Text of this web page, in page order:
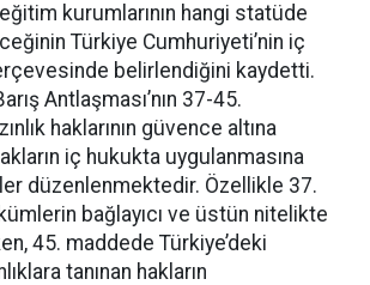
kurumlarının hangi statüde
Türkiye Cumhuriyeti’nin iç
belirlendiğini kaydetti.
Antlaşması’nın 37-45.
haklarının güvence altına
iç hukukta uygulanmasına
düzenlenmektedir. Özellikle 37.
bağlayıcı ve üstün nitelikte
45. maddede Türkiye’deki
tanınan hakların